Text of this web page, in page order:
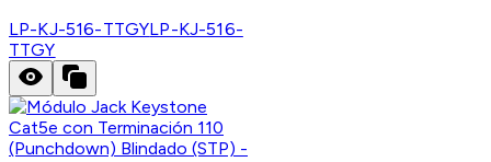
LP-KJ-516-TTGYLP-KJ-516-
TTGY